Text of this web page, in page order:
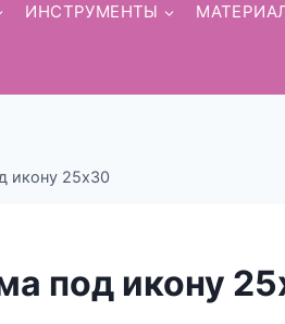
ИНСТРУМЕНТЫ
икону 25х30
под икону